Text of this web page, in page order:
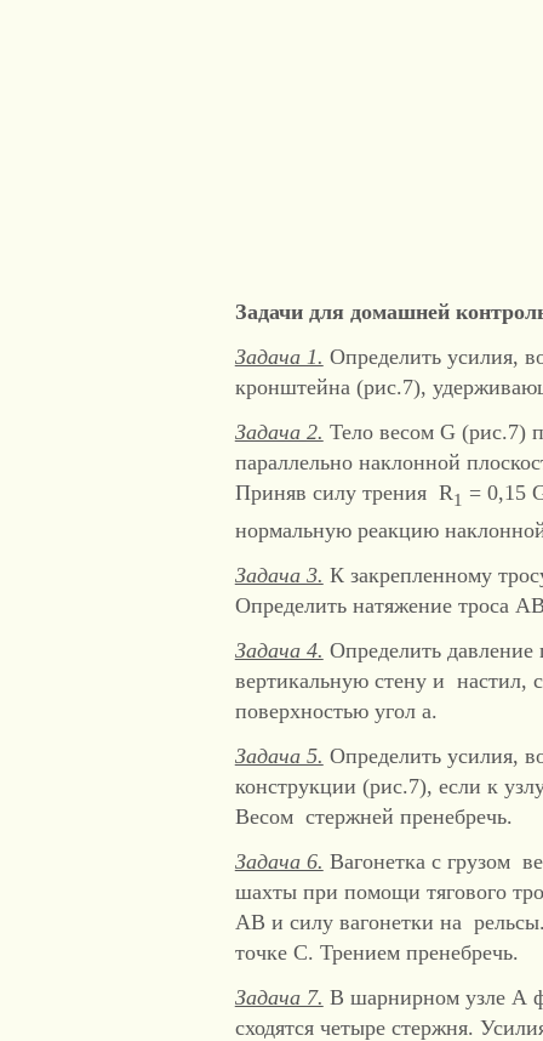
Задачи для домашней
Задача 1. Определить усилия,
кронштейна (рис.7),
Задача 2. Тело весом G (рис.7)
параллельно наклонной
Приняв силу трения R1 = 0,15
нормальную реакцию
Задача 3. К закрепленному
Определить натяжение троса
Задача 4. Определить
вертикальную стену и настил,
поверхностью угол a.
Задача 5. Определить усилия,
конструкции (рис.7), если к
Весом стержней
Задача 6. Вагонетка с грузом
шахты при помощи тягового
АВ и силу вагонетки на
точке С. Трением пренебречь.
Задача 7. В шарнирном узле А
сходятся четыре стержня.